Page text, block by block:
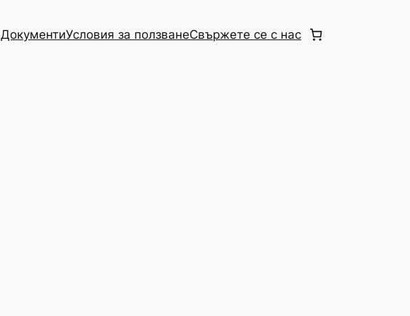
ДокументиУсловия за ползванеСвържете се с нас